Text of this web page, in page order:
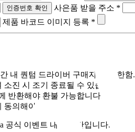
인증번호 확인 사은품 받을 주소 *
제품 바코드 이미지 등록 *
내 퀀텀 드라이버 구매자 이에 한함.
진 시 조기 종료될 수 있습니다.
반환해야 환불 가능합니다.
의해야 합니다.
공식 이벤트 내용 기반입니다.